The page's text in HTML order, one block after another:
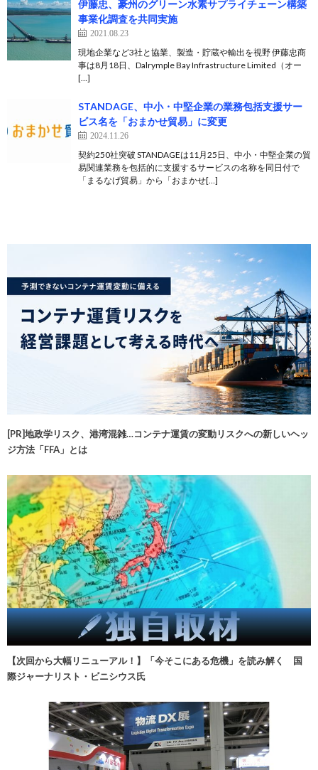
伊藤忠、豪州のグリーン水素サプライチェーン構築
事業化調査を共同実施
2021.08.23
現地企業など3社と協業、製造・貯蔵や輸出を視野 伊藤忠商
事は8月18日、Dalrymple Bay Infrastructure Limited（オー
[…]
STANDAGE、中小・中堅企業の業務包括支援サー
ビス名を「おまかせ貿易」に変更
2024.11.26
契約250社突破 STANDAGEは11月25日、中小・中堅企業の貿
易関連業務を包括的に支援するサービスの名称を同日付で
「まるなげ貿易」から「おまかせ[…]
[PR]地政学リスク、港湾混雑…コンテナ運賃の変動リスクへの新しいヘッ
ジ方法「FFA」とは
【次回から大幅リニューアル！】「今そこにある危機」を読み解く 国
際ジャーナリスト・ビニシウス氏